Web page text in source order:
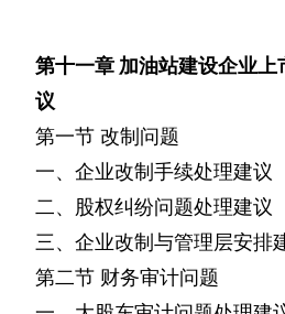
第十一章 加油站建设企业
议
第一节 改制问题
一、企业改制手续处理建议
二、股权纠纷问题处理建议
三、企业改制与管理层安排
第二节 财务审计问题